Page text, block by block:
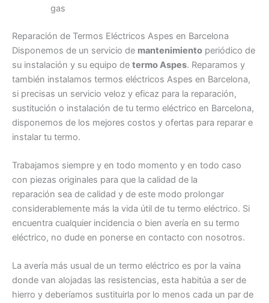
gas
Reparación de Termos Eléctricos Aspes en Barcelona
Disponemos de un servicio de mantenimiento periódico de
su instalación y su equipo de termo Aspes. Reparamos y
también instalamos termos eléctricos Aspes en Barcelona,
si precisas un servicio veloz y eficaz para la reparación,
sustitución o instalación de tu termo eléctrico en Barcelona,
disponemos de los mejores costos y ofertas para reparar e
instalar tu termo.
Trabajamos siempre y en todo momento y en todo caso
con piezas originales para que la calidad de la
reparación sea de calidad y de este modo prolongar
considerablemente más la vida útil de tu termo eléctrico. Si
encuentra cualquier incidencia o bien avería en su termo
eléctrico, no dude en ponerse en contacto con nosotros.
La avería más usual de un termo eléctrico es por la vaina
donde van alojadas las resistencias, esta habitúa a ser de
hierro y deberíamos sustituirla por lo menos cada un par de